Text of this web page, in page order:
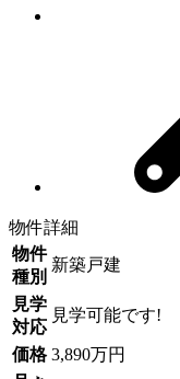
物件詳細
物件
種別
新築戸建
見学
対応
見学可能です!
価格 3,890万円